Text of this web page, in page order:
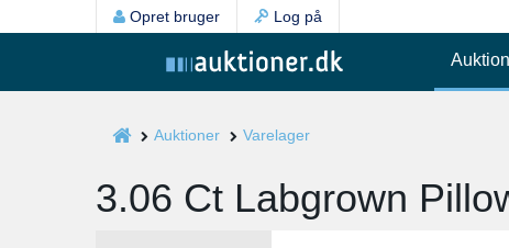
Opret bruger Log på
Auktioner Varelager
3.06 Ct Labgrown